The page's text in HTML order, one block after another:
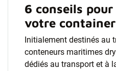
6 conseils
votre
Initialement destinés au
conteneurs maritimes
dédiés au transport et à